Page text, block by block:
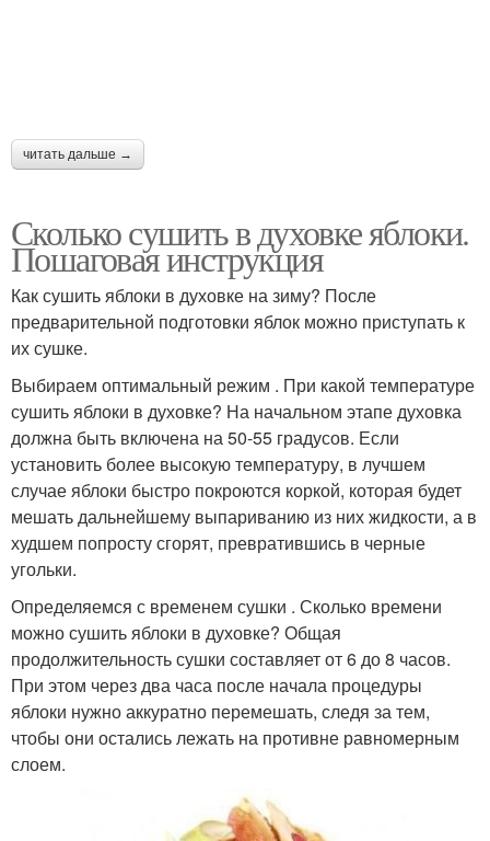
читать дальше →
Сколько сушить в духовке яблоки.
Пошаговая инструкция
Как сушить яблоки в духовке на зиму? После
предварительной подготовки яблок можно приступать к
их сушке.
Выбираем оптимальный режим . При какой температуре
сушить яблоки в духовке? На начальном этапе духовка
должна быть включена на 50-55 градусов. Если
установить более высокую температуру, в лучшем
случае яблоки быстро покроются коркой, которая будет
мешать дальнейшему выпариванию из них жидкости, а в
худшем попросту сгорят, превратившись в черные
угольки.
Определяемся с временем сушки . Сколько времени
можно сушить яблоки в духовке? Общая
продолжительность сушки составляет от 6 до 8 часов.
При этом через два часа после начала процедуры
яблоки нужно аккуратно перемешать, следя за тем,
чтобы они остались лежать на противне равномерным
слоем.